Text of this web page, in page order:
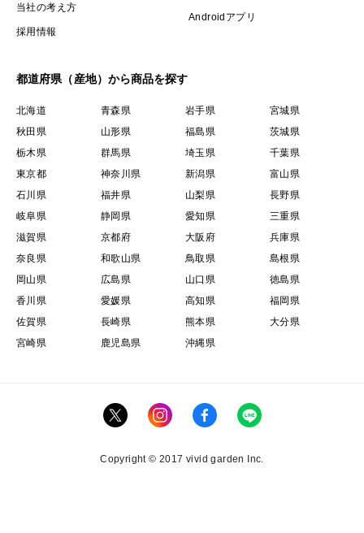
当社の考え方
採用情報
Androidアプリ
都道府県（産地）から商品を探す
北海道 青森県 岩手県
宮城県
秋田県
山形県 福島県
茨城県
栃木県
群馬県 埼玉県
千葉県
東京都
神奈川県 新潟県
富山県
石川県
福井県 山梨県
長野県
岐阜県
静岡県 愛知県
三重県
滋賀県
京都府 大阪府
兵庫県
奈良県
和歌山県 鳥取県
島根県
岡山県
広島県 山口県
徳島県
香川県
愛媛県 高知県
福岡県
佐賀県
長崎県 熊本県
大分県
宮崎県
鹿児島県 沖縄県
Copyright © 2017 vivid garden Inc.